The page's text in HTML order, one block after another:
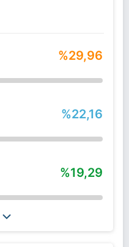
%29,96
%22,16
%19,29